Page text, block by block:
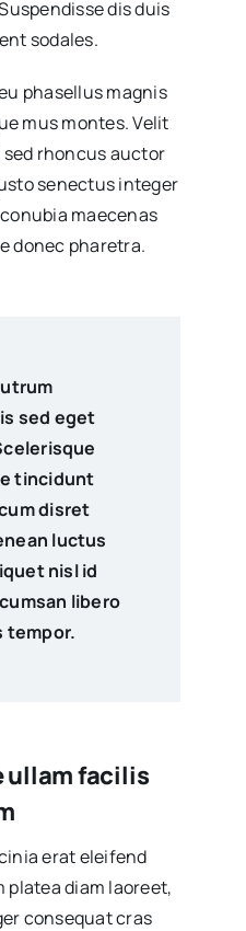
dis duis
sodales.
phasellus magnis
mus montes. Velit
rhoncus auctor
senectus integer
maecenas
donec pharetra.
sed eget
tincidunt
disret
luctus
nisl id
libero
tempor.
ullam facilis
erat eleifend
diam laoreet,
consequat cras